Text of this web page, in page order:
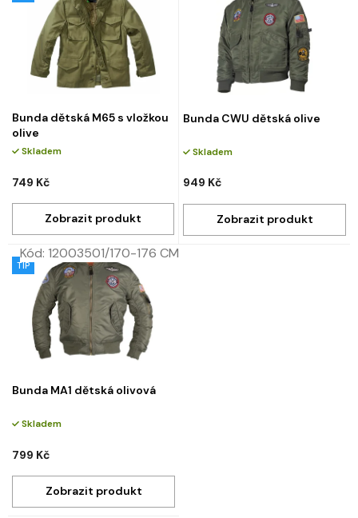
Bunda dětská M65 s vložkou
olive
Skladem
749 Kč
Bunda CWU dětská olive
Skladem
949 Kč
TIP
Bunda MA1 dětská olivová
Skladem
799 Kč
Kód: 12003501/170-176 CM